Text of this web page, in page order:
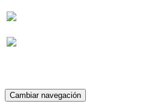
Cambiar navegación